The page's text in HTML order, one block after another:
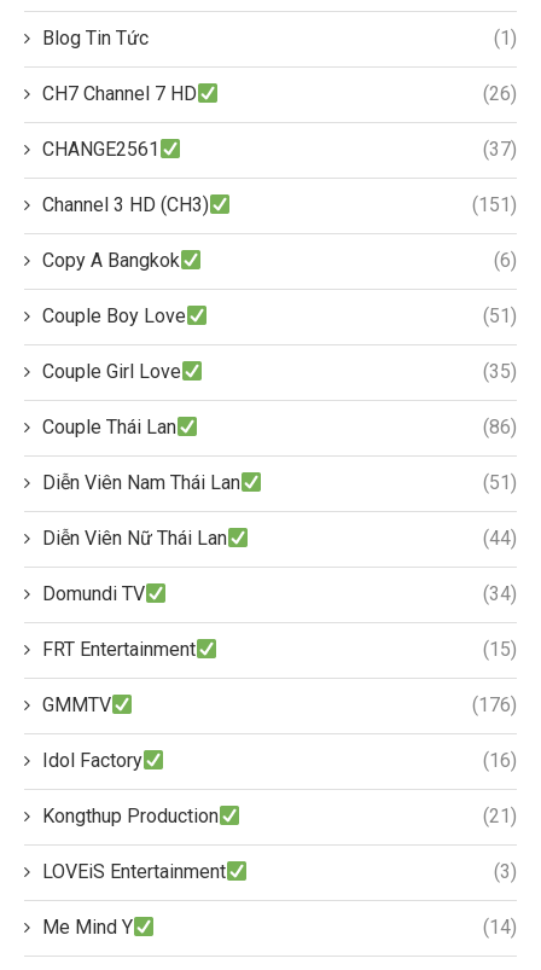
Blog Tin Tức (1)
CH7 Channel 7 HD (26)
CHANGE2561 (37)
Channel 3 HD (CH3) (151)
Copy A Bangkok (6)
Couple Boy Love (51)
Couple Girl Love (35)
Couple Thái Lan (86)
Diễn Viên Nam Thái Lan (51)
Diễn Viên Nữ Thái Lan (44)
Domundi TV (34)
FRT Entertainment (15)
GMMTV (176)
Idol Factory (16)
Kongthup Production (21)
LOVEiS Entertainment (3)
Me Mind Y (14)